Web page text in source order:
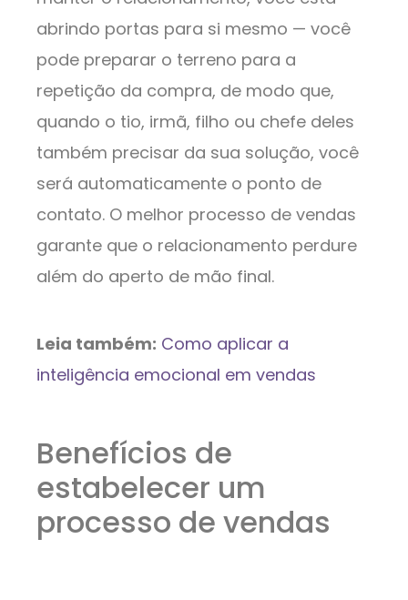
abrindo portas para si mesmo — você
pode preparar o terreno para a
repetição da compra, de modo que,
quando o tio, irmã, filho ou chefe deles
também precisar da sua solução, você
será automaticamente o ponto de
contato. O melhor processo de vendas
garante que o relacionamento perdure
além do aperto de mão final.
Leia também: Como aplicar a
inteligência emocional em vendas
Benefícios de
estabelecer um
processo de vendas